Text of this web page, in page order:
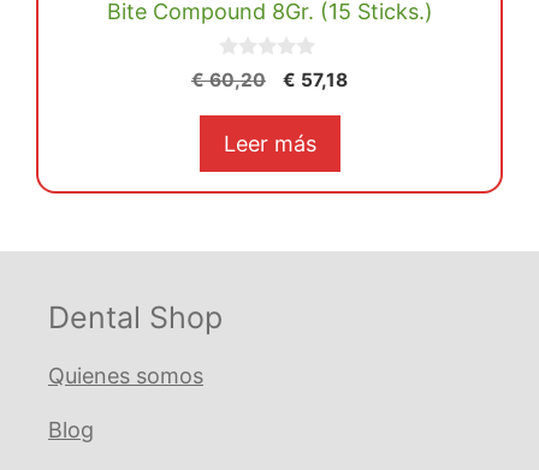
Bite Compound 8Gr. (15 Sticks.)
0
d
€60,20
El
original
€ 60,20.
€ 57,18El
€ 57,18.
Leer más
Dental Shop
Quienes somos
Blog